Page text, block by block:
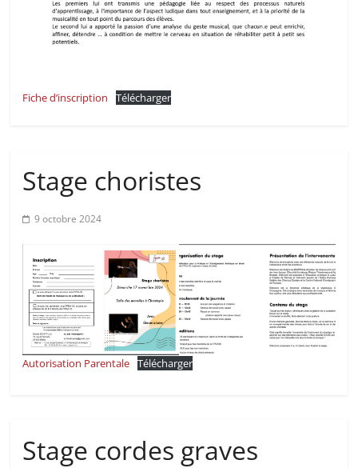
Fiche d’inscription Télécharger
Stage choristes
9 octobre 2024
Autorisation Parentale Télécharger
Stage cordes graves